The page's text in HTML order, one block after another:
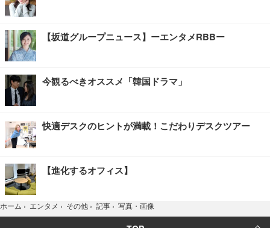
【坂道グループニュース】ーエンタメRBBー
今観るべきオススメ「韓国ドラマ」
快適デスクのヒントが満載！こだわりデスクツアー
【進化するオフィス】
ホーム › エンタメ › その他 › 記事 › 写真・画像